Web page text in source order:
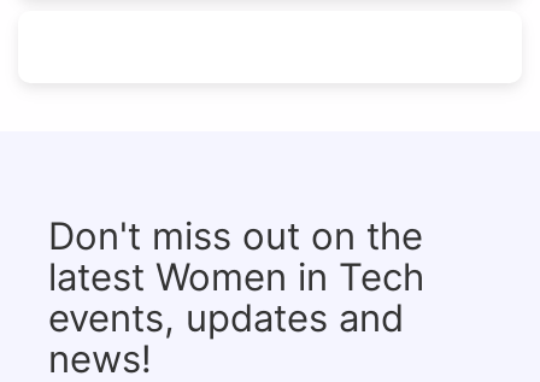
Don't miss out on the
latest Women in Tech
events, updates and
news!